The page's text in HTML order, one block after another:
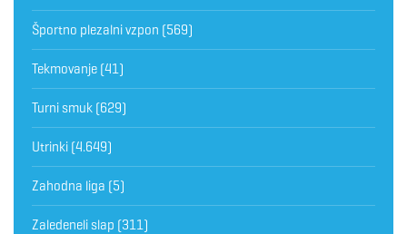
Športno plezalni vzpon (569)
Tekmovanje (41)
Turni smuk (629)
Utrinki (4.649)
Zahodna liga (5)
Zaledeneli slap (311)